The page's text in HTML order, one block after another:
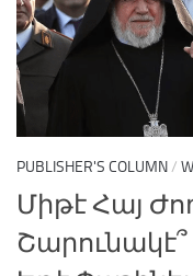
PUBLISHER'S COLUMN/
Միթէ Հայ